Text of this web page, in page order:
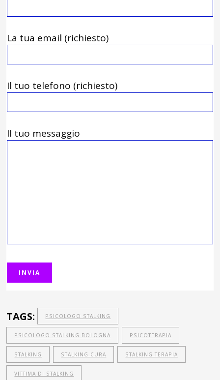
La tua email (richiesto)
Il tuo telefono (richiesto)
Il tuo messaggio
TAGS: PSICOLOGO STALKING
PSICOLOGO STALKING BOLOGNA PSICOTERAPIA
STALKING STALKING CURA STALKING TERAPIA
VITTIMA DI STALKING